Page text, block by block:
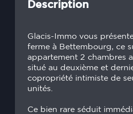
Description
Glacis-Immo vous
ferme à Bettembourg, ce
appartement 2 chambres
situé au deuxième et
copropriété intimiste de
unités.
Ce bien rare séduit